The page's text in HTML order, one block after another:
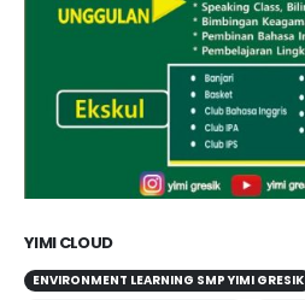
YIMI CLOUD
ENVIRONMENT LEARNING SMP YIMI GRESIK